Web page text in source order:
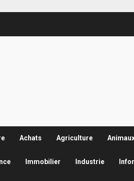
Achats Agriculture
Immobilier Industrie